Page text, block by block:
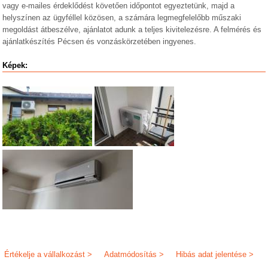
vagy e-mailes érdeklődést követően időpontot egyeztetünk, majd a
helyszínen az ügyféllel közösen, a számára legmegfelelőbb műszaki
megoldást átbeszélve, ajánlatot adunk a teljes kivitelezésre. A felmérés és
ajánlatkészítés Pécsen és vonzáskörzetében ingyenes.
Képek:
Hibás adat jelentése >
Adatmódosítás >
Értékelje a vállalkozást >